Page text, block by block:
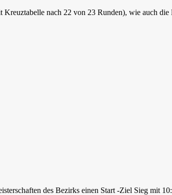
Kreuztabelle nach 22 von 23 Runden), wie auch die
des Bezirks einen Start -Ziel Sieg mit